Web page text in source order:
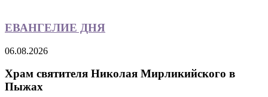
ЕВАНГЕЛИЕ ДНЯ
06.08.2026
Храм святителя Николая Мирликийского в
Пыжах